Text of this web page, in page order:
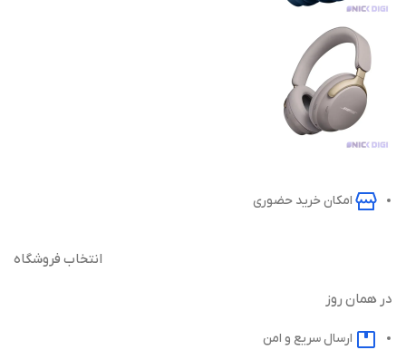
امکان خرید حضوری
انتخاب فروشگاه
در همان روز
ارسال سریع و امن